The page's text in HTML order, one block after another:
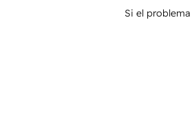
Si el